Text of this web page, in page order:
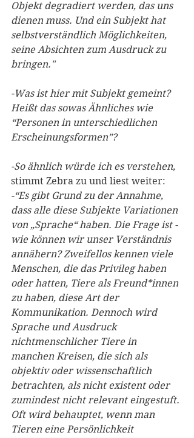
Objekt degradiert werden, das uns
dienen muss. Und ein Subjekt hat
selbstverständlich Möglichkeiten,
seine Absichten zum Ausdruck zu
bringen."
-Was ist hier mit Subjekt gemeint?
Heißt das sowas Ähnliches wie
“Personen in unterschiedlichen
Erscheinungsformen”?
-So ähnlich würde ich es verstehen,
stimmt Zebra zu und liest weiter:
-“Es gibt Grund zu der Annahme,
dass alle diese Subjekte Variationen
von „Sprache“ haben. Die Frage ist -
wie können wir unser Verständnis
annähern? Zweifellos kennen viele
Menschen, die das Privileg haben
oder hatten, Tiere als Freund*innen
zu haben, diese Art der
Kommunikation. Dennoch wird
Sprache und Ausdruck
nichtmenschlicher Tiere in
manchen Kreisen, die sich als
objektiv oder wissenschaftlich
betrachten, als nicht existent oder
zumindest nicht relevant eingestuft.
Oft wird behauptet, wenn man
Tieren eine Persönlichkeit